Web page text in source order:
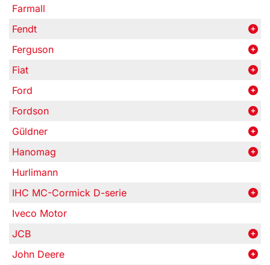
Farmall
Fendt
Ferguson
Fiat
Ford
Fordson
Güldner
Hanomag
Hurlimann
IHC MC-Cormick D-serie
Iveco Motor
JCB
John Deere